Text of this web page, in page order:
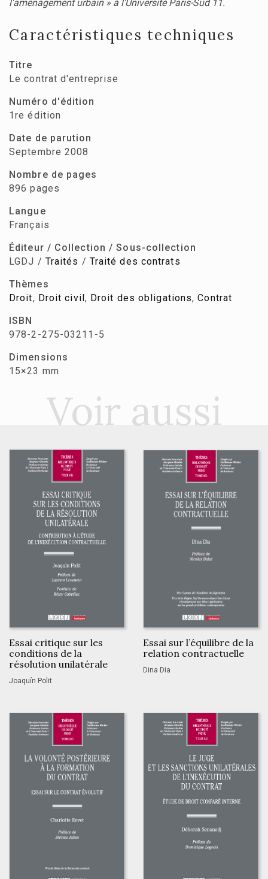
l'aménagement urbain » à l'Université Paris-Sud 11.
Caractéristiques techniques
Titre
Le contrat d'entreprise
Numéro d'édition
1re édition
Date de parution
Septembre 2008
Nombre de pages
896 pages
Langue
Français
Éditeur / Collection / Sous-collection
LGDJ / Traités / Traité des contrats
Thèmes
Droit, Droit civil, Droit des obligations,Contrat
ISBN
978-2-275-03211-5
Dimensions
15×23 mm
Voir aussi
Essai critique sur les
conditions de la
résolution unilatérale
Joaquín Polit
Essai sur l’équilibre de la
relation contractuelle
Dina Dia